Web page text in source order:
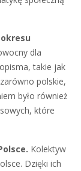
dla
takie jak
polskie,
było również
które
Kolektyw
Dzięki ich